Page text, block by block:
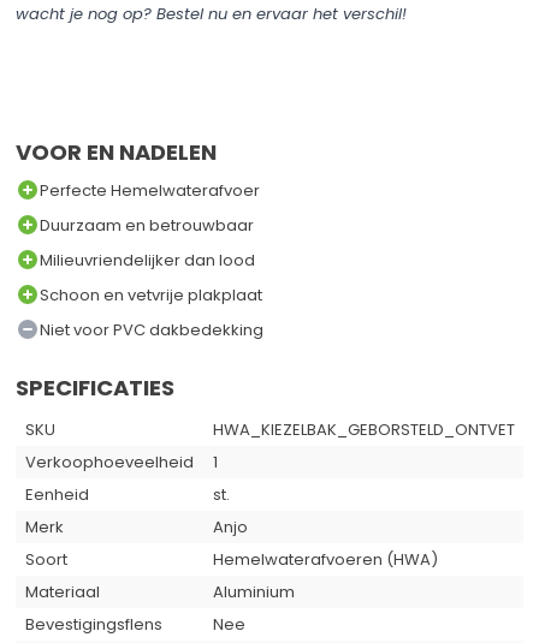
VOOR EN NADELEN
Perfecte Hemelwaterafvoer
Duurzaam en betrouwbaar
Milieuvriendelijker dan lood
Schoon en vetvrije plakplaat
Niet voor PVC dakbedekking
SPECIFICATIES
SKU
HWA_KIEZELBAK_GEBORSTELD_ONTVET
Verkoophoeveelheid
1
Eenheid
st.
Merk
Anjo
Soort
Hemelwaterafvoeren (HWA)
Materiaal
Aluminium
Bevestigingsflens
Nee
wacht je nog op? Bestel nu en ervaar het verschil!